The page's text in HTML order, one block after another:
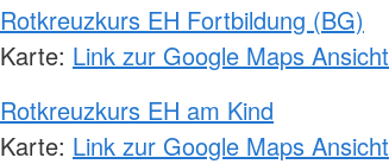
Rotkreuzkurs EH Fortbildung (BG)
Karte: Link zur Google Maps Ansicht
Rotkreuzkurs EH am Kind
Karte: Link zur Google Maps Ansicht